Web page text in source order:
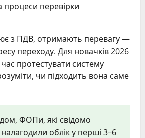
процеси перевірки
з ПДВ, отримають перевагу —
переходу. Для новачків 2026
протестувати систему
чи підходить вона саме
ФОПи, які свідомо
облік у перші 3–6